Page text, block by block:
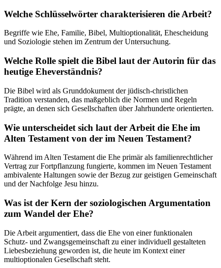
Welche Schlüsselwörter charakterisieren die Arbeit?
Begriffe wie Ehe, Familie, Bibel, Multioptionalität, Ehescheidung
und Soziologie stehen im Zentrum der Untersuchung.
Welche Rolle spielt die Bibel laut der Autorin für das
heutige Eheverständnis?
Die Bibel wird als Grunddokument der jüdisch-christlichen
Tradition verstanden, das maßgeblich die Normen und Regeln
prägte, an denen sich Gesellschaften über Jahrhunderte orientierten.
Wie unterscheidet sich laut der Arbeit die Ehe im
Alten Testament von der im Neuen Testament?
Während im Alten Testament die Ehe primär als familienrechtlicher
Vertrag zur Fortpflanzung fungierte, kommen im Neuen Testament
ambivalente Haltungen sowie der Bezug zur geistigen Gemeinschaft
und der Nachfolge Jesu hinzu.
Was ist der Kern der soziologischen Argumentation
zum Wandel der Ehe?
Die Arbeit argumentiert, dass die Ehe von einer funktionalen
Schutz- und Zwangsgemeinschaft zu einer individuell gestalteten
Liebesbeziehung geworden ist, die heute im Kontext einer
multioptionalen Gesellschaft steht.